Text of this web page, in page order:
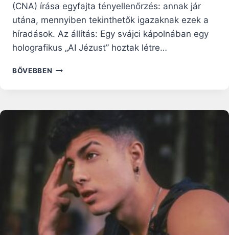
(CNA) írása egyfajta tényellenőrzés: annak jár
utána, mennyiben tekinthetők igazaknak ezek a
híradások. Az állítás: Egy svájci kápolnában egy
holografikus „AI Jézust” hoztak létre…
BŐVEBBEN
AZ
JÉZUS”
NEM
GYÓNTAT!